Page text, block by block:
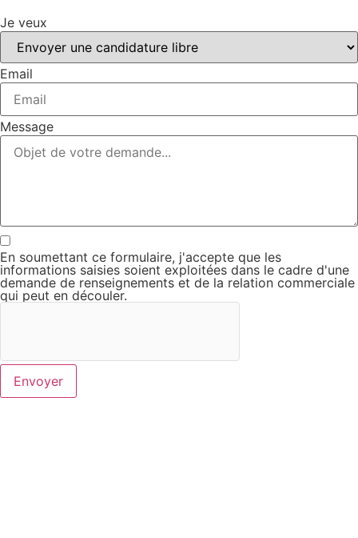
Je veux
Email
Message
En soumettant ce formulaire, j'accepte que les
informations saisies soient exploitées dans le cadre d'une
demande de renseignements et de la relation commerciale
qui peut en découler.
Envoyer